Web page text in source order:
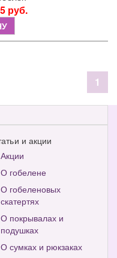
руб.
1
и акции
Акции
О гобелене
О гобеленовых
скатертях
О покрывалах и
подушках
О сумках и рюкзаках